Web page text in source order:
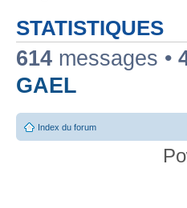
STATISTIQUES
614 messages •
GAEL
Index du forum